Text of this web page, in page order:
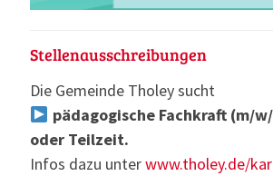
Stellenausschreibungen
Die Gemeinde Tholey sucht
pädagogische Fachkraft (m/
oder Teilzeit.
Infos dazu unterwww.tholey.de/